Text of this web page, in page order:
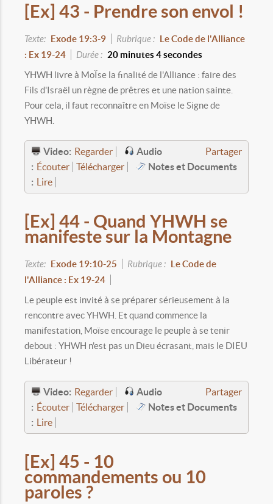
[Ex] 43 - Prendre son envol !
Texte: Exode 19:3-9 Rubrique : Le Code de l'Alliance
: Ex 19-24
Durée : 20 minutes 4 secondes
YHWH livre à MoÏse la finalité de l'Alliance : faire des
Fils d'Israël un règne de prêtres et une nation sainte.
Pour cela, il faut reconnaître en Moïse le Signe de
YHWH.
Partager
Video: Regarder
Audio
: Écouter Télécharger
Notes et Documents
:
Lire
[Ex] 44 - Quand YHWH se
manifeste sur la Montagne
Texte: Exode 19:10-25 Rubrique : Le Code de
l'Alliance : Ex 19-24
Le peuple est invité à se préparer sérieusement à la
rencontre avec YHWH. Et quand commence la
manifestation, Moïse encourage le peuple à se tenir
debout : YHWH n'est pas un Dieu écrasant, mais le DIEU
Libérateur !
Partager
Video: Regarder
Audio
: Écouter Télécharger
Notes et Documents
:
Lire
[Ex] 45 - 10
commandements ou 10
paroles ?